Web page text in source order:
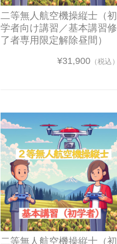
二等無人航空機操縦士（初
学者向け講習／基本講習修
了者専用限定解除昼間）
¥31,900 （税込）
二等無人航空機操縦士（初